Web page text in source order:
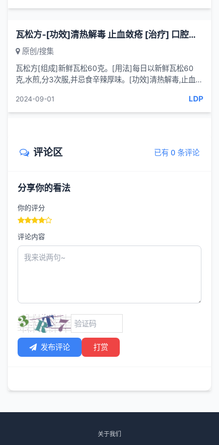
瓦松方-[功效]清热解毒 止血敛疮 [治疗] 口腔溃疡-一味药方
原创/搜集
瓦松方[组成]新鲜瓦松60克。[用法]每日以新鲜瓦松60
克,水煎,分3次服,并忌食辛辣厚味。[功效]清热解毒,止血敛
浙江中...
2024-09-01 LDP
评论区 已有 0 条评论
分享你的看法
你的评分
评论内容
发布评论 打赏
关于我们